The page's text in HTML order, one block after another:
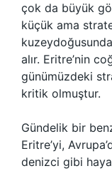
çok da büyük
küçük ama
alır. Eritre’nin
günümüzdeki
kritik olmuştur.
Gündelik bir
Eritre’yi,
denizci gibi